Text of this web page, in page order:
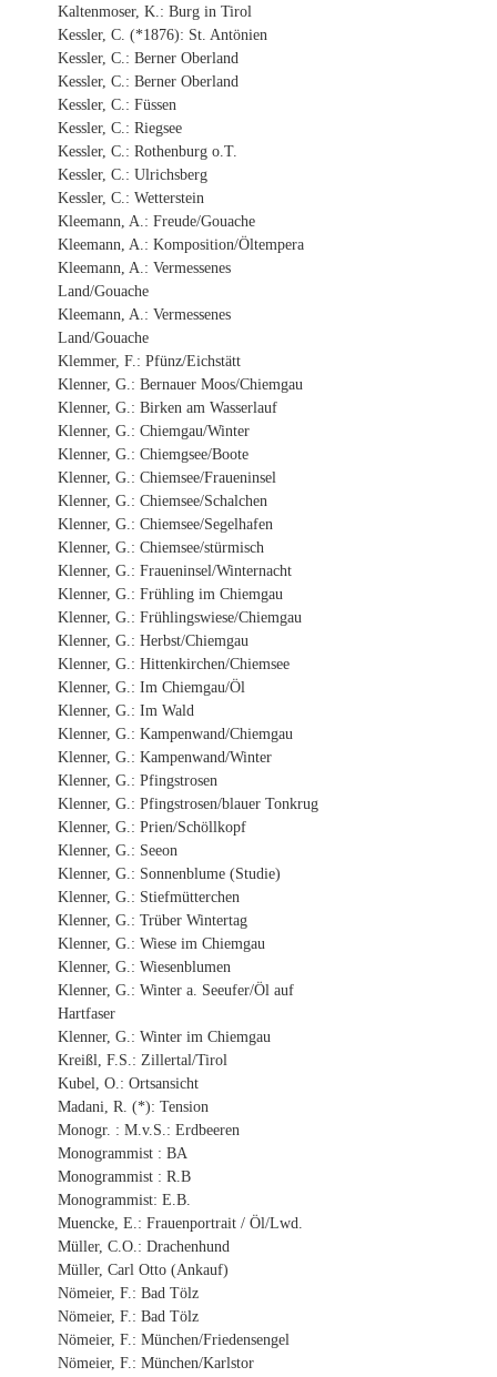
Kaltenmoser, K.: Burg in Tirol
Kessler, C. (*1876): St. Antönien
Kessler, C.: Berner Oberland
Kessler, C.: Berner Oberland
Kessler, C.: Füssen
Kessler, C.: Riegsee
Kessler, C.: Rothenburg o.T.
Kessler, C.: Ulrichsberg
Kessler, C.: Wetterstein
Kleemann, A.: Freude/Gouache
Kleemann, A.: Komposition/Öltempera
Kleemann, A.: Vermessenes
Land/Gouache
Kleemann, A.: Vermessenes
Land/Gouache
Klemmer, F.: Pfünz/Eichstätt
Klenner, G.: Bernauer Moos/Chiemgau
Klenner, G.: Birken am Wasserlauf
Klenner, G.: Chiemgau/Winter
Klenner, G.: Chiemgsee/Boote
Klenner, G.: Chiemsee/Fraueninsel
Klenner, G.: Chiemsee/Schalchen
Klenner, G.: Chiemsee/Segelhafen
Klenner, G.: Chiemsee/stürmisch
Klenner, G.: Fraueninsel/Winternacht
Klenner, G.: Frühling im Chiemgau
Klenner, G.: Frühlingswiese/Chiemgau
Klenner, G.: Herbst/Chiemgau
Klenner, G.: Hittenkirchen/Chiemsee
Klenner, G.: Im Chiemgau/Öl
Klenner, G.: Im Wald
Klenner, G.: Kampenwand/Chiemgau
Klenner, G.: Kampenwand/Winter
Klenner, G.: Pfingstrosen
Klenner, G.: Pfingstrosen/blauer Tonkrug
Klenner, G.: Prien/Schöllkopf
Klenner, G.: Seeon
Klenner, G.: Sonnenblume (Studie)
Klenner, G.: Stiefmütterchen
Klenner, G.: Trüber Wintertag
Klenner, G.: Wiese im Chiemgau
Klenner, G.: Wiesenblumen
Klenner, G.: Winter a. Seeufer/Öl auf
Hartfaser
Klenner, G.: Winter im Chiemgau
Kreißl, F.S.: Zillertal/Tirol
Kubel, O.: Ortsansicht
Madani, R. (*): Tension
Monogr. : M.v.S.: Erdbeeren
Monogrammist : BA
Monogrammist : R.B
Monogrammist: E.B.
Muencke, E.: Frauenportrait / Öl/Lwd.
Müller, C.O.: Drachenhund
Müller, Carl Otto (Ankauf)
Nömeier, F.: Bad Tölz
Nömeier, F.: Bad Tölz
Nömeier, F.: München/Friedensengel
Nömeier, F.: München/Karlstor